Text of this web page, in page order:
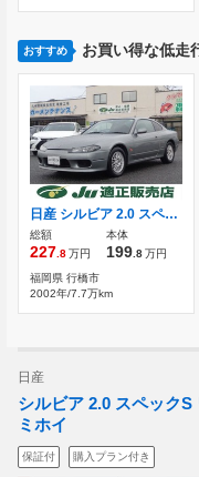
おすすめ お買い得な低走
日産 シルビア 2.0 スペックS Vパッケージ 点検記録簿フルノーマル車リア軽度修復歴有
総額
227.8万円
本体
199.8万円
福岡県 行橋市
2002年/7.7万km
日産
シルビア 2.0 スペック
ミホイ
保証付 購入プラン付き